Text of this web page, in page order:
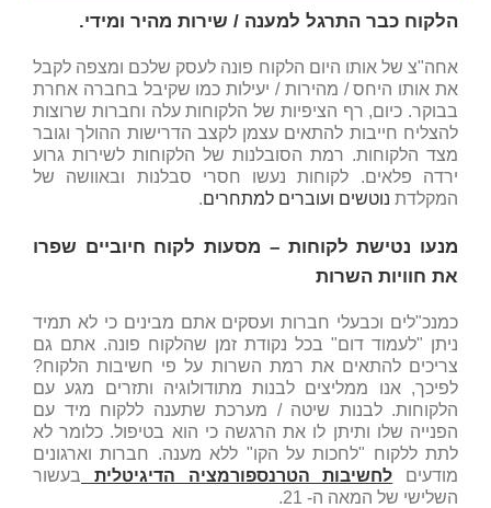
הלקוח כבר התרגל למענה / שירות מהיר ומידי.
אחה"צ של אותו היום הלקוח פונה לעסק שלכם ומצפה לקבל
את אותו היחס / מהירות / יעילות כמו שקיבל בחברה אחרת
בבוקר. כיום, רף הציפיות של הלקוחות עלה וחברות שרוצות
להצליח חייבות להתאים עצמן לקצב הדרישות ההולך וגובר
מצד הלקוחות. רמת הסובלנות של הלקוחות לשירות גרוע
ירדה פלאים. לקוחות נעשו חסרי סבלנות ובאוושה של
המקלדת נוטשים ועוברים למתחרים.
מנעו נטישת לקוחות – מסעות לקוח חיוביים שפרו
את חוויות השרות
כמנכ"לים וכבעלי חברות ועסקים אתם מבינים כי לא תמיד
ניתן "לעמוד דום" בכל נקודת זמן שהלקוח פונה. אתם גם
צריכים להתאים את רמת השרות על פי חשיבות הלקוח?
לפיכך, אנו ממליצים לבנות מתודולוגיה ותזרים מגע עם
הלקוחות. לבנות שיטה / מערכת שתענה ללקוח מיד עם
הפנייה שלו ותיתן לו את הרגשה כי הוא בטיפול. כלומר לא
לתת ללקוח "לחכות על הקו" ללא מענה. חברות וארגונים
מודעים לחשיבות הטרנספורמציה הדיגיטלית בעשור
השלישי של המאה ה- 21.